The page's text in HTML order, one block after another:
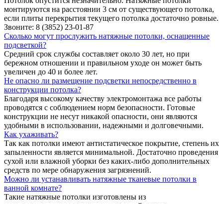
монтируются на расстоянии 3 см от существующего потолка,
если плиты перекрытия текущего потолка достаточно ровные.
Звоните: 8 (3852) 23-01-87
Сколько могут прослужить натяжные потолки, оснащенные
подсветкой?
Средний срок службы составляет около 30 лет, но при
бережном отношении и правильном уходе он может быть
увеличен до 40 и более лет.
Не опасно ли размещение подсветки непосредственно в
конструкции потолка?
Благодаря высокому качеству электромонтажа все работы
проводятся с соблюдением норм безопасности. Готовые
конструкции не несут никакой опасности, они являются
удобными в использовании, надежными и долговечными.
Как ухаживать?
Так как потолки имеют антистатическое покрытие, степень их
запыленности является минимальной. Достаточно проведения
сухой или влажной уборки без каких-либо дополнительных
средств по мере обнаружения загрязнений.
Можно ли устанавливать натяжные тканевые потолки в
ванной комнате?
Такие натяжные потолки изготовлены из